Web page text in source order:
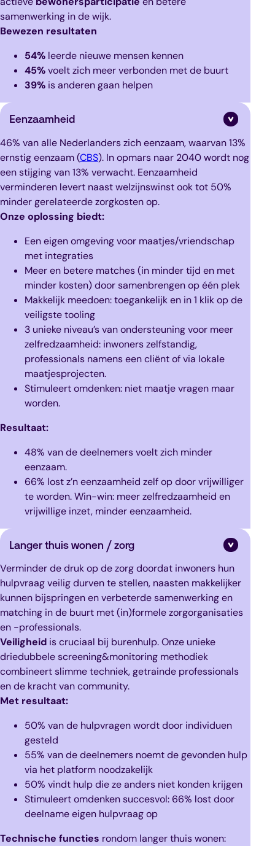
samenwerking in de wijk.
Bewezen resultaten
54% leerde nieuwe mensen kennen
45%voelt zich meer verbonden met de buurt
39% is anderen gaan helpen
Eenzaamheid
46% van alle Nederlanders zich eenzaam, waarvan 13%
ernstig eenzaam (CBS). In opmars naar 2040 wordt nog
een stijging van 13% verwacht. Eenzaamheid
verminderen levert naast welzijnswinstook tot 50%
minder gerelateerde zorgkosten op.
Onze oplossing biedt:
Een eigen omgeving voor maatjes/vriendschap
met integraties
Meer en betere matches (in minder tijd en met
minder kosten) door samenbrengen op één plek
Makkelijk meedoen: toegankelijk en in 1 klik op de
veiligste tooling
3 unieke niveau’s van ondersteuning voor meer
zelfredzaamheid: inwoners zelfstandig,
professionals namens een cliënt of via lokale
maatjesprojecten.
Stimuleert omdenken: niet maatje vragen maar
worden.
Resultaat:
48% van de deelnemers voelt zich minder
eenzaam.
66% lost z’n eenzaamheid zelf op door vrijwilliger
te worden. Win-win: meer zelfredzaamheid en
vrijwillige inzet, minder eenzaamheid.
Langer thuis wonen / zorg
Verminder de druk op de zorg doordat inwoners hun
hulpvraag veilig durven te stellen, naasten makkelijker
kunnen bijspringen en verbeterde samenwerking en
matching in de buurt met (in)formele zorgorganisaties
en -professionals.
Veiligheid is cruciaal bij burenhulp. Onze unieke
driedubbele screening&monitoring methodiek
combineert slimme techniek, getrainde professionals
en de kracht van community.
Met resultaat:
50% van de hulpvragen wordt door individuen
gesteld
55% van de deelnemers noemt de gevonden hulp
via het platform noodzakelijk
50% vindt hulp die ze anders niet konden krijgen
Stimuleertomdenkensuccesvol: 66% lost door
deelname eigen hulpvraag op
Technische functies rondom langer thuis wonen: